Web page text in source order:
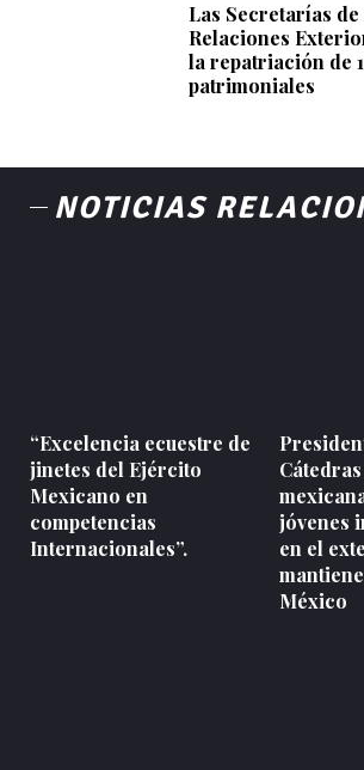
Las Secretarías
Relaciones
la repatriación de
patrimoniales
NOTICIAS
“Excelencia ecuestre de
jinetes del Ejército
Mexicano en
competencias
Internacionales”.
jóvenes
en el
México